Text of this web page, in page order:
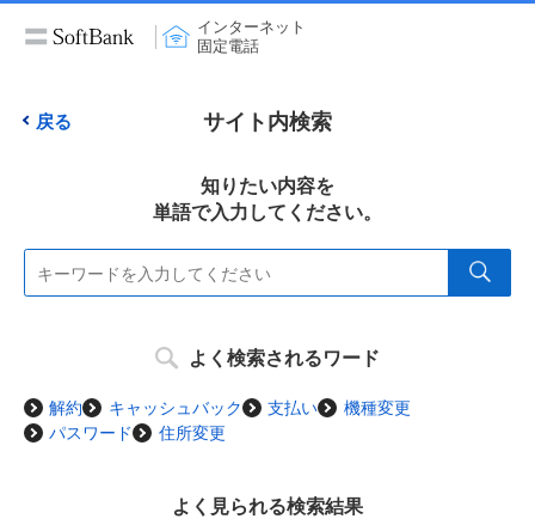
インターネット
固定電話
サイト内検索
戻る
知りたい内容を
単語で入力してください。
よく検索されるワード
解約 キャッシュバック 支払い
機種変更
パスワード
住所変更
よく見られる検索結果